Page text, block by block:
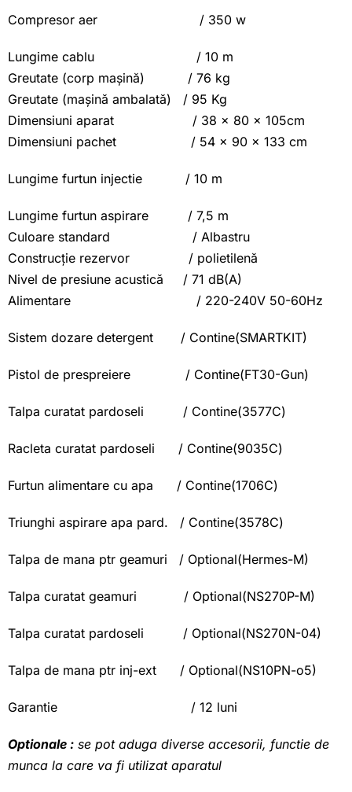
Compresor aer / 350 w
Lungime cablu / 10 m
Greutate (corp mașină) / 76 kg
Greutate (mașină ambalată) / 95 Kg
Dimensiuni aparat / 38 x 80 x 105cm
Dimensiuni pachet / 54 x 90 x 133 cm
Lungime furtun injectie / 10 m
Lungime furtun aspirare / 7,5 m
Culoare standard / Albastru
Construcție rezervor / polietilenă
Nivel de presiune acustică / 71 dB(A)
Alimentare / 220-240V 50-60Hz
Sistem dozare detergent / Contine(SMARTKIT)
Pistol de prespreiere / Contine(FT30-Gun)
Talpa curatat pardoseli / Contine(3577C)
Racleta curatat pardoseli / Contine(9035C)
Furtun alimentare cu apa / Contine(1706C)
Triunghi aspirare apa pard. / Contine(3578C)
Talpa de mana ptr geamuri / Optional(Hermes-M)
Talpa curatat geamuri / Optional(NS270P-M)
Talpa curatat pardoseli / Optional(NS270N-04)
Talpa de mana ptr inj-ext / Optional(NS10PN-o5)
Garantie / 12 luni
Optionale : se pot aduga diverse accesorii, functie de
munca la care va fi utilizat aparatul